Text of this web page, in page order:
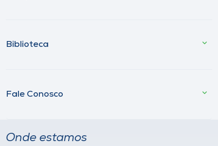
Biblioteca
Fale Conosco
Onde estamos